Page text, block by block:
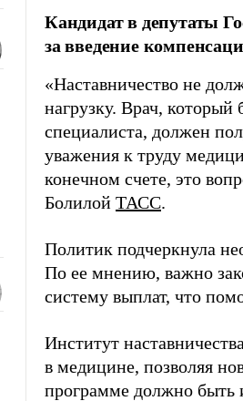
Кандидат в депутаты
за введение
«Наставничество не
нагрузку. Врач, который
специалиста, должен
уважения к труду
конечном счете, это
Болилой ТАСС.
Политик подчеркнула
По ее мнению, важно
систему выплат, что
Институт
в медицине, позволяя
программе должно быть